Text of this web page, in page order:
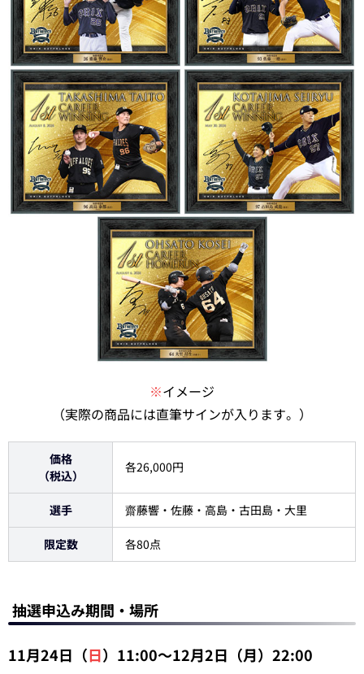
※イメージ
（実際の商品には直筆サインが入ります。）
価格
（税込）
各26,000円
選手 齋藤響・佐藤・高島・古田島・大里
限定数 各80点
抽選申込み期間・場所
11月24日（日）11:00～12月2日（月）22:00